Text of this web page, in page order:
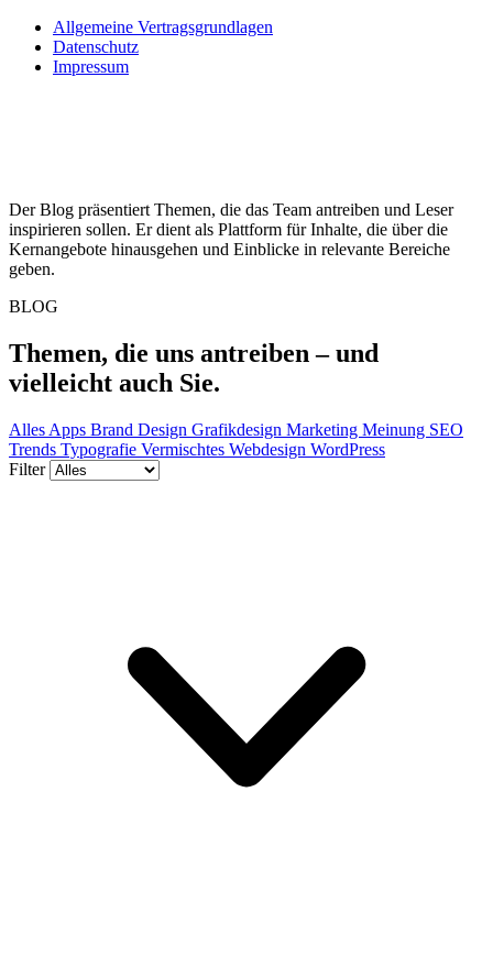
Allgemeine Vertragsgrundlagen
Datenschutz
Impressum
Der Blog präsentiert Themen, die das Team antreiben und Leser
inspirieren sollen. Er dient als Plattform für Inhalte, die über die
Kernangebote hinausgehen und Einblicke in relevante Bereiche
geben.
BLOG
Themen, die uns antreiben –und
vielleicht auch Sie.
Alles Apps Brand Design Grafikdesign Marketing Meinung SEO
Trends Typografie Vermischtes Webdesign WordPress
Filter